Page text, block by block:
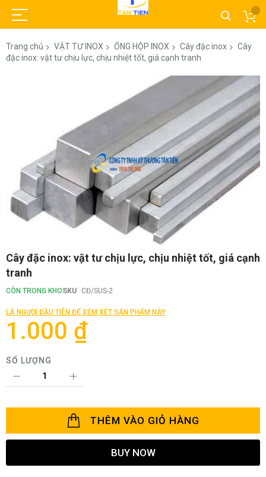
Trang chủ VẬT TƯ INOX ỐNG HỘP INOX Cây đặc inox
Cây
đặc inox: vật tư chịu lực, chịu nhiệt tốt, giá cạnh tranh
Chuyển
phần
đầu
của
thư
viện
hình
Cây đặc inox: vật tư chịu lực, chịu nhiệt tốt, giá cạnh
tranh
CÒN TRONG KHOSKU CĐ/SUS-2
LÀ NGƯỜI ĐẦU TIÊN ĐỂ XEM XÉT SẢN PHẨM NÀY
1.000 ₫
SỐ LƯỢNG
THÊM VÀO GIỎ HÀNG
BUY NOW